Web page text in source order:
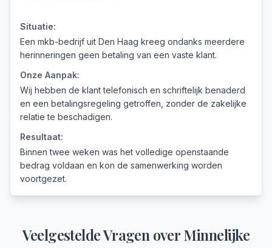
Situatie:
Een mkb-bedrijf uit Den Haag kreeg ondanks meerdere
herinneringen geen betaling van een vaste klant.
Onze Aanpak:
Wij hebben de klant telefonisch en schriftelijk benaderd
en een betalingsregeling getroffen, zonder de zakelijke
relatie te beschadigen.
Resultaat:
Binnen twee weken was het volledige openstaande
bedrag voldaan en kon de samenwerking worden
voortgezet.
Veelgestelde Vragen overMinnelijke